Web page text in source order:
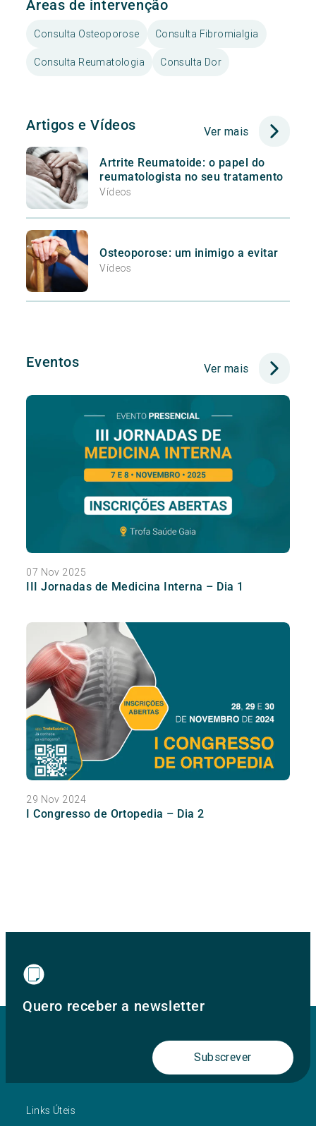
Áreas de intervenção
Consulta Osteoporose Consulta Fibromialgia
Consulta Reumatologia Consulta Dor
Artigos e Vídeos Ver mais
Artrite Reumatoide: o papel do
reumatologista no seu tratamento
Vídeos
Osteoporose: um inimigo a evitar
Vídeos
Eventos Ver mais
07 Nov 2025
III Jornadas de Medicina Interna – Dia 1
29 Nov 2024
I Congresso de Ortopedia – Dia 2
Quero receber a newsletter
Subscrever
Links Úteis